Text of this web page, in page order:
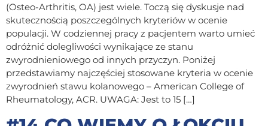
(Osteo-Arthritis, OA) jest wiele. Toczą się dyskusje nad
skutecznością poszczególnych kryteriów w ocenie
populacji. W codziennej pracy z pacjentem warto umieć
odróżnić dolegliwości wynikające ze stanu
zwyrodnieniowego od innych przyczyn. Poniżej
przedstawiamy najczęściej stosowane kryteria w ocenie
zwyrodnień stawu kolanowego – American College of
Rheumatology, ACR. UWAGA: Jest to 15 […]